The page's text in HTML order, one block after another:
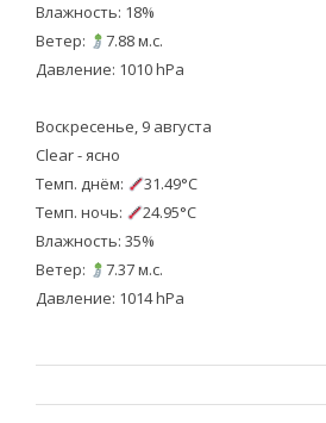
Влажность: 18%
Ветер:
7.88 м.с.
Давление: 1010 hPa
Воскресенье, 9 августа
Clear - ясно
Темп. днём:
31.49°C
Темп. ночь:
24.95°C
Влажность: 35%
Ветер:
7.37 м.с.
Давление: 1014 hPa